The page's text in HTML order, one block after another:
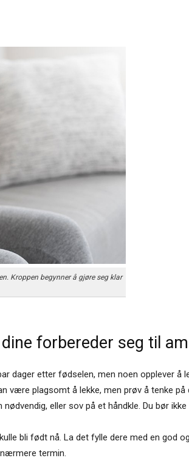
Kroppen begynner å gjøre seg klar
forbereder seg til
dager etter fødselen, men noen opplever å
være plagsomt å lekke, men prøv å tenke
eller sov på et håndkle. Du bør ikke
bli født nå. La det fylle dere med en god
termin.